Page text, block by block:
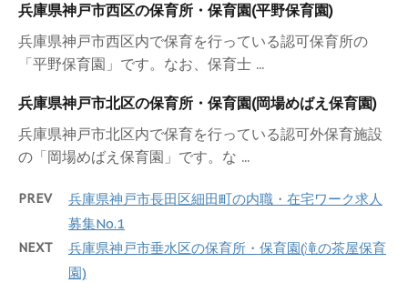
兵庫県神戸市西区の保育所・保育園(平野保育園)
兵庫県神戸市西区内で保育を行っている認可保育所の
「平野保育園」です。なお、保育士 ...
兵庫県神戸市北区の保育所・保育園(岡場めばえ保育園)
兵庫県神戸市北区内で保育を行っている認可外保育施設
の「岡場めばえ保育園」です。な ...
PREV
兵庫県神戸市長田区細田町の内職・在宅ワーク求人
募集No.1
NEXT
兵庫県神戸市垂水区の保育所・保育園(滝の茶屋保育
園)